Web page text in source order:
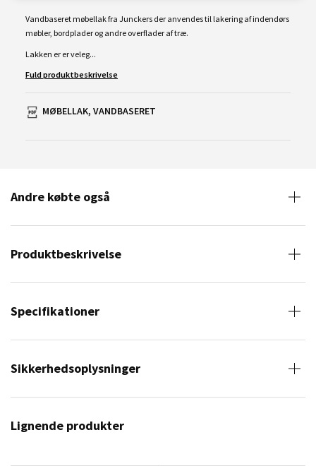
Vandbaseret møbellak fra Junckers der anvendes til lakering af indendørs
møbler, bordplader og andre overflader af træ.
Lakken er er veleg...
Fuld produktbeskrivelse
MØBELLAK, VANDBASERET
Andre købte også
Produktbeskrivelse
Specifikationer
Sikkerhedsoplysninger
Lignende produkter